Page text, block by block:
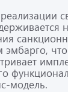
эмбарго, что
модель.